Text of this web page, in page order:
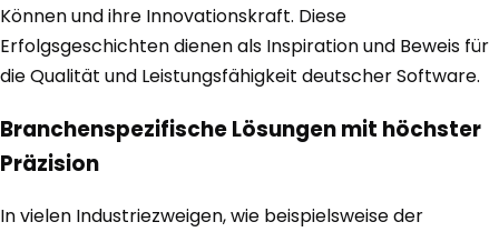
Können und ihre Innovationskraft. Diese
Erfolgsgeschichten dienen als Inspiration und Beweis für
die Qualität und Leistungsfähigkeit deutscher Software.
Branchenspezifische Lösungen mit höchster
Präzision
In vielen Industriezweigen, wie beispielsweise der